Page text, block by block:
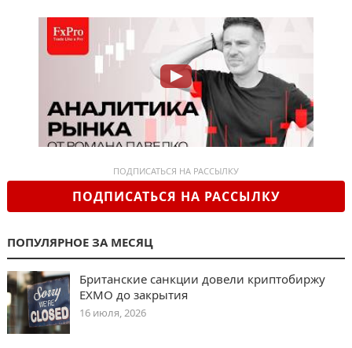
ПОДПИСАТЬСЯ НА РАССЫЛКУ
ПОДПИСАТЬСЯ НА РАССЫЛКУ
ПОПУЛЯРНОЕ ЗА МЕСЯЦ
Британские санкции довели криптобиржу
EXMO до закрытия
16 июля, 2026